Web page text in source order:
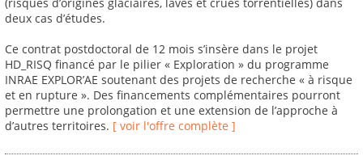
(risques d’origines glaciaires, laves et crues torrentielles) dans
deux cas d’études.
Ce contrat postdoctoral de 12 mois s’insère dans le projet
HD_RISQ financé par le pilier « Exploration » du programme
INRAE EXPLOR’AE soutenant des projets de recherche « à risque
et en rupture ». Des financements complémentaires pourront
permettre une prolongation et une extension de l’approche à
d’autres territoires. [ voir l'offre complète ]